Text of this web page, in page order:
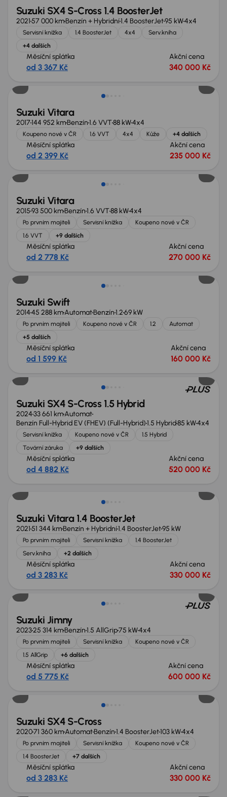
Suzuki SX4 S-Cross 1.4 BoosterJet
202157 000 kmBenzín + Hybridní1.4 BoosterJet95 kW4x4
Servisní knížka 1.4 BoosterJet 4x4
Serv.kniha
+4 dalších
Měsíční splátka
od 3 367 Kč
Akční cena
340 000 Kč
Suzuki Vitara
2017144 952 kmBenzín1.6 VVT88 kW4x4
Koupeno nové v ČR 1.6 VVT 4x4 Kůže +4 dalších
Měsíční splátka
od 2 399 Kč
Akční cena
235 000 Kč
Suzuki Vitara
201593 500 kmBenzín1.6 VVT88 kW4x4
Po prvním majiteli Servisní knížka
Koupeno nové v ČR
1.6 VVT
+9 dalších
Měsíční splátka
od 2 778 Kč
Akční cena
270 000 Kč
Suzuki Swift
201445 288 kmAutomatBenzín1.269 kW
Po prvním majiteli Koupeno nové v ČR 1.2
Automat
+5 dalších
Měsíční splátka
od 1 599 Kč
Akční cena
160 000 Kč
Zlevněno o 10 000 Kč
Suzuki SX4 S-Cross 1.5 Hybrid
202433 661 kmAutomat
Benzín Full-Hybrid EV (FHEV) (Full-Hybrid)1.5 Hybrid85 kW4x4
Servisní knížka Koupeno nové v ČR
1.5 Hybrid
Tovární záruka
+9 dalších
Měsíční splátka
od 4 882 Kč
Akční cena
520 000 Kč
Suzuki Vitara 1.4 BoosterJet
202151 344 kmBenzín + Hybridní1.4 BoosterJet95 kW
Po prvním majiteli Servisní knížka
1.4 BoosterJet
Serv.kniha
+2 dalších
Měsíční splátka
od 3 283 Kč
Akční cena
330 000 Kč
Suzuki Jimny
202325 314 kmBenzín1.5 AllGrip75 kW4x4
Po prvním majiteli Servisní knížka
Koupeno nové v ČR
1.5 AllGrip
+6 dalších
Měsíční splátka
od 5 775 Kč
Akční cena
600 000 Kč
Zlevněno o 30 000 Kč
Suzuki SX4 S-Cross
202071 360 kmAutomatBenzín1.4 BoosterJet103 kW4x4
Po prvním majiteli Servisní knížka
Koupeno nové v ČR
1.4 BoosterJet
+7 dalších
Měsíční splátka
od 3 283 Kč
Akční cena
330 000 Kč